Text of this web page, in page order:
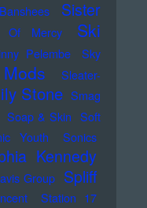
Sister
Of Mercy
Ski
Pelembe
Sky
Sleater-
Stone Smag
Soap & Skin Soft
Youth
Sonics
Kennedy
Group Spliff
Station 17